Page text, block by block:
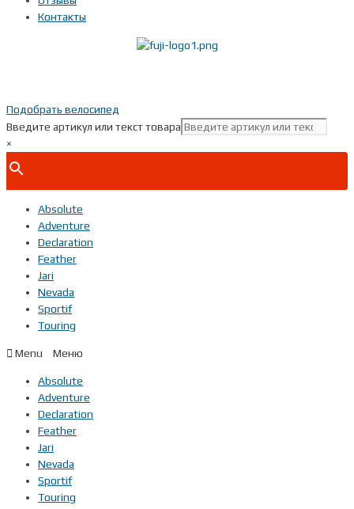
Контакты
Подобрать велосипед
Введите артикул или текст товара
×
Absolute
Adventure
Declaration
Feather
Jari
Nevada
Sportif
Touring
Menu
Absolute
Adventure
Declaration
Feather
Jari
Nevada
Sportif
Touring